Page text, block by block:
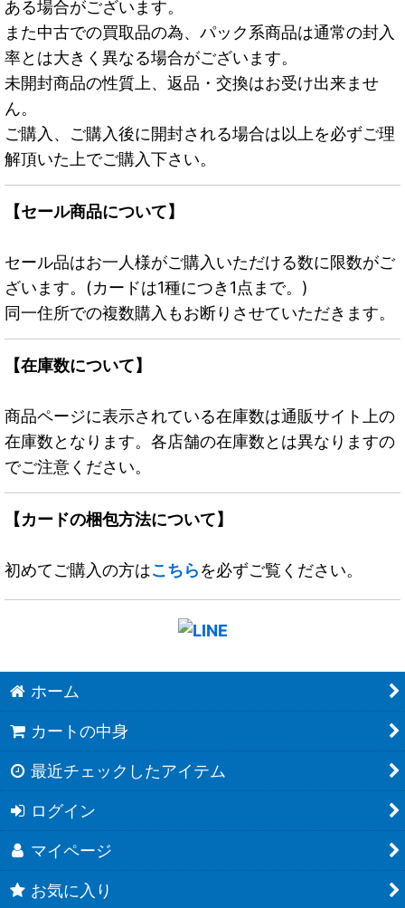
ある場合がございます。
また中古での買取品の為、パック系商品は通常の封入
率とは大きく異なる場合がございます。
未開封商品の性質上、返品・交換はお受け出来ませ
ん。
ご購入、ご購入後に開封される場合は以上を必ずご理
解頂いた上でご購入下さい。
【セール商品について】
セール品はお一人様がご購入いただける数に限数がご
ざいます。(カードは1種につき1点まで。)
同一住所での複数購入もお断りさせていただきます。
【在庫数について】
商品ページに表示されている在庫数は通販サイト上の
在庫数となります。各店舗の在庫数とは異なりますの
でご注意ください。
【カードの梱包方法について】
初めてご購入の方はこちらを必ずご覧ください。
ホーム
カートの中身
最近チェックしたアイテム
ログイン
マイページ
お気に入り